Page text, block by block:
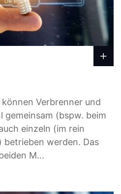
Verbrenner und
(bspw. beim
einzeln (im rein
betrieben werden. Das
M...